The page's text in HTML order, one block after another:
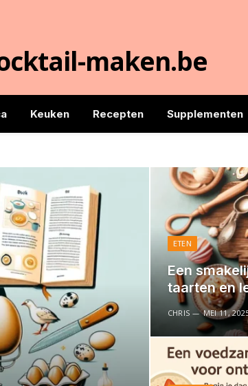
maken.be
Keuken Recepten Supplementen
ETEN
Een
taarten en
CHRIS MEI 11,